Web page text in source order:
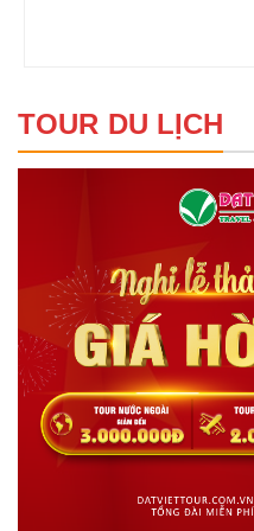
TOUR DU LỊCH